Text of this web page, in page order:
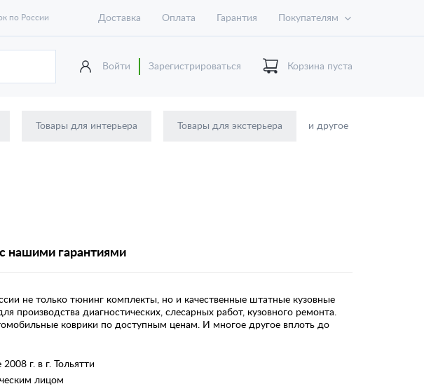
по России Доставка Оплата Гарантия Покупателям
Войти Зарегистрироваться Корзина пуста
Товары для интерьера Товары для экстерьера и другое
нашими гарантиями
не только тюнинг комплекты, но и качественные штатные кузовные
производства диагностических, слесарных работ, кузовного ремонта.
коврики по доступным ценам. И многое другое вплоть до
г. в г. Тольятти
лицом